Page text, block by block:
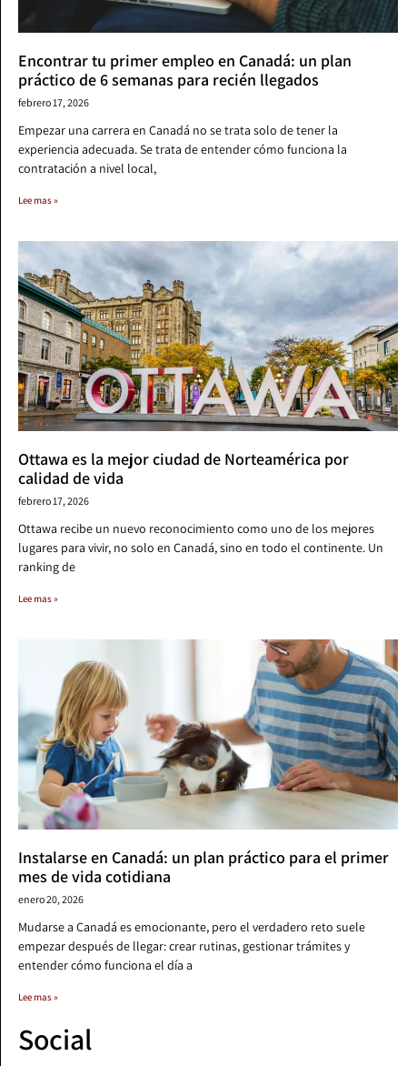
Encontrar tu primer empleo en Canadá: un plan
práctico de 6 semanas para recién llegados
febrero 17, 2026
Empezar una carrera en Canadá no se trata solo de tener la
experiencia adecuada. Se trata de entender cómo funciona la
contratación a nivel local,
Lee mas »
Ottawa es la mejor ciudad de Norteamérica por
calidad de vida
febrero 17, 2026
Ottawa recibe un nuevo reconocimiento como uno de los mejores
lugares para vivir, no solo en Canadá, sino en todo el continente. Un
ranking de
Lee mas »
Instalarse en Canadá: un plan práctico para el primer
mes de vida cotidiana
enero 20, 2026
Mudarse a Canadá es emocionante, pero el verdadero reto suele
empezar después de llegar: crear rutinas, gestionar trámites y
entender cómo funciona el día a
Lee mas »
Social